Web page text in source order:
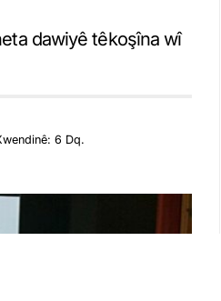
dawiyê têkoşîna wî
6 Dq.